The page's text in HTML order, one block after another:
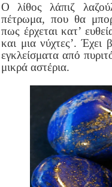
Ο λίθος λάπιζ
πέτρωμα, που θα
πως έρχεται κατ’
και μια νύχτες’.
εγκλείσματα από
μικρά αστέρια.